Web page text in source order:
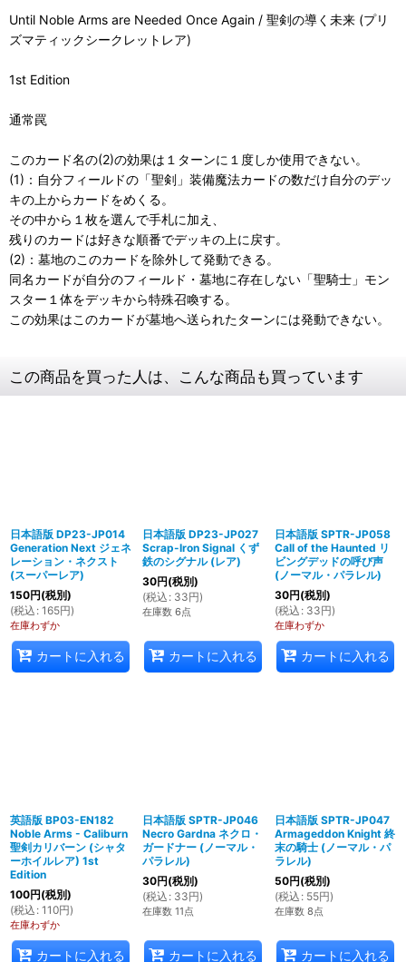
Until Noble Arms are Needed Once Again / 聖剣の導く未来 (プリ
ズマティックシークレットレア)
1st Edition
通常罠
このカード名の(2)の効果は１ターンに１度しか使用できない。
(1)：自分フィールドの「聖剣」装備魔法カードの数だけ自分のデッ
キの上からカードをめくる。
その中から１枚を選んで手札に加え、
残りのカードは好きな順番でデッキの上に戻す。
(2)：墓地のこのカードを除外して発動できる。
同名カードが自分のフィールド・墓地に存在しない「聖騎士」モン
スター１体をデッキから特殊召喚する。
この効果はこのカードが墓地へ送られたターンには発動できない。
この商品を買った人は、こんな商品も買っています
日本語版 DP23-JP014
Generation Next ジェネ
レーション・ネクスト
(スーパーレア)
150円(税別)
(税込 : 165円)
在庫わずか
カートに入れる
日本語版 DP23-JP027
Scrap-Iron Signal くず
鉄のシグナル (レア)
30円(税別)
(税込 : 33円)
在庫数 6点
カートに入れる
日本語版 SPTR-JP058
Call of the Haunted リ
ビングデッドの呼び声
(ノーマル・パラレル)
30円(税別)
(税込 : 33円)
在庫わずか
カートに入れる
英語版 BP03-EN182
Noble Arms - Caliburn
聖剣カリバーン (シャタ
ーホイルレア) 1st
Edition
100円(税別)
(税込 : 110円)
在庫わずか
カートに入れる
日本語版 SPTR-JP046
Necro Gardna ネクロ・
ガードナー (ノーマル・
パラレル)
30円(税別)
(税込 : 33円)
在庫数 11点
カートに入れる
日本語版 SPTR-JP047
Armageddon Knight 終
末の騎士 (ノーマル・パ
ラレル)
50円(税別)
(税込 : 55円)
在庫数 8点
カートに入れる